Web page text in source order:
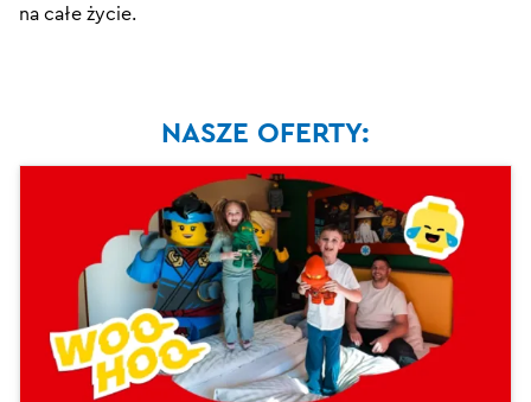
na całe życie.
NASZE OFERTY: